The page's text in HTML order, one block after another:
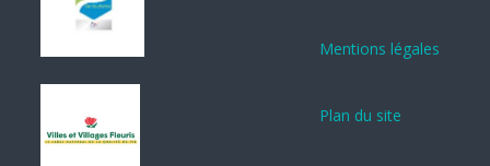
Mentions légales
Plan du site